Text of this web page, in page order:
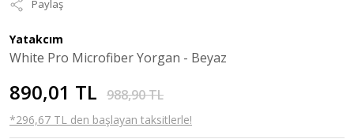
Paylaş
Yatakcım
White Pro Microfiber Yorgan - Beyaz
890,01 TL 988,90 TL
*296,67 TL den başlayan taksitlerle!